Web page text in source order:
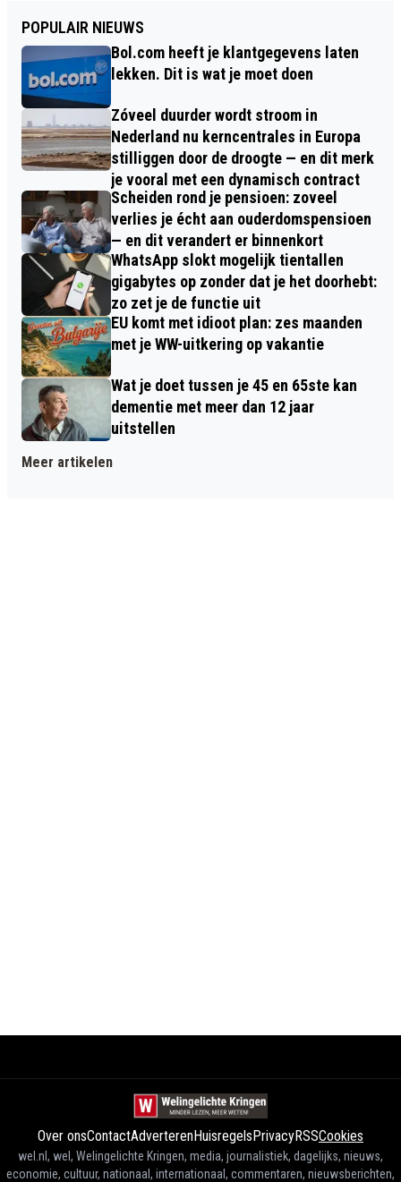
POPULAIR NIEUWS
Bol.com heeft je klantgegevens laten
lekken. Dit is wat je moet doen
Zóveel duurder wordt stroom in
Nederland nu kerncentrales in Europa
stilliggen door de droogte — en dit merk
je vooral met een dynamisch contract
Scheiden rond je pensioen: zoveel
verlies je écht aan ouderdomspensioen
— en dit verandert er binnenkort
WhatsApp slokt mogelijk tientallen
gigabytes op zonder dat je het doorhebt:
zo zet je de functie uit
EU komt met idioot plan: zes maanden
met je WW-uitkering op vakantie
Wat je doet tussen je 45 en 65ste kan
dementie met meer dan 12 jaar
uitstellen
Meer artikelen
Over onsContactAdverterenHuisregels PrivacyRSSCookies
wel.nl, wel, Welingelichte Kringen, media, journalistiek, dagelijks, nieuws,
economie, cultuur, nationaal, internationaal, commentaren, nieuwsberichten,